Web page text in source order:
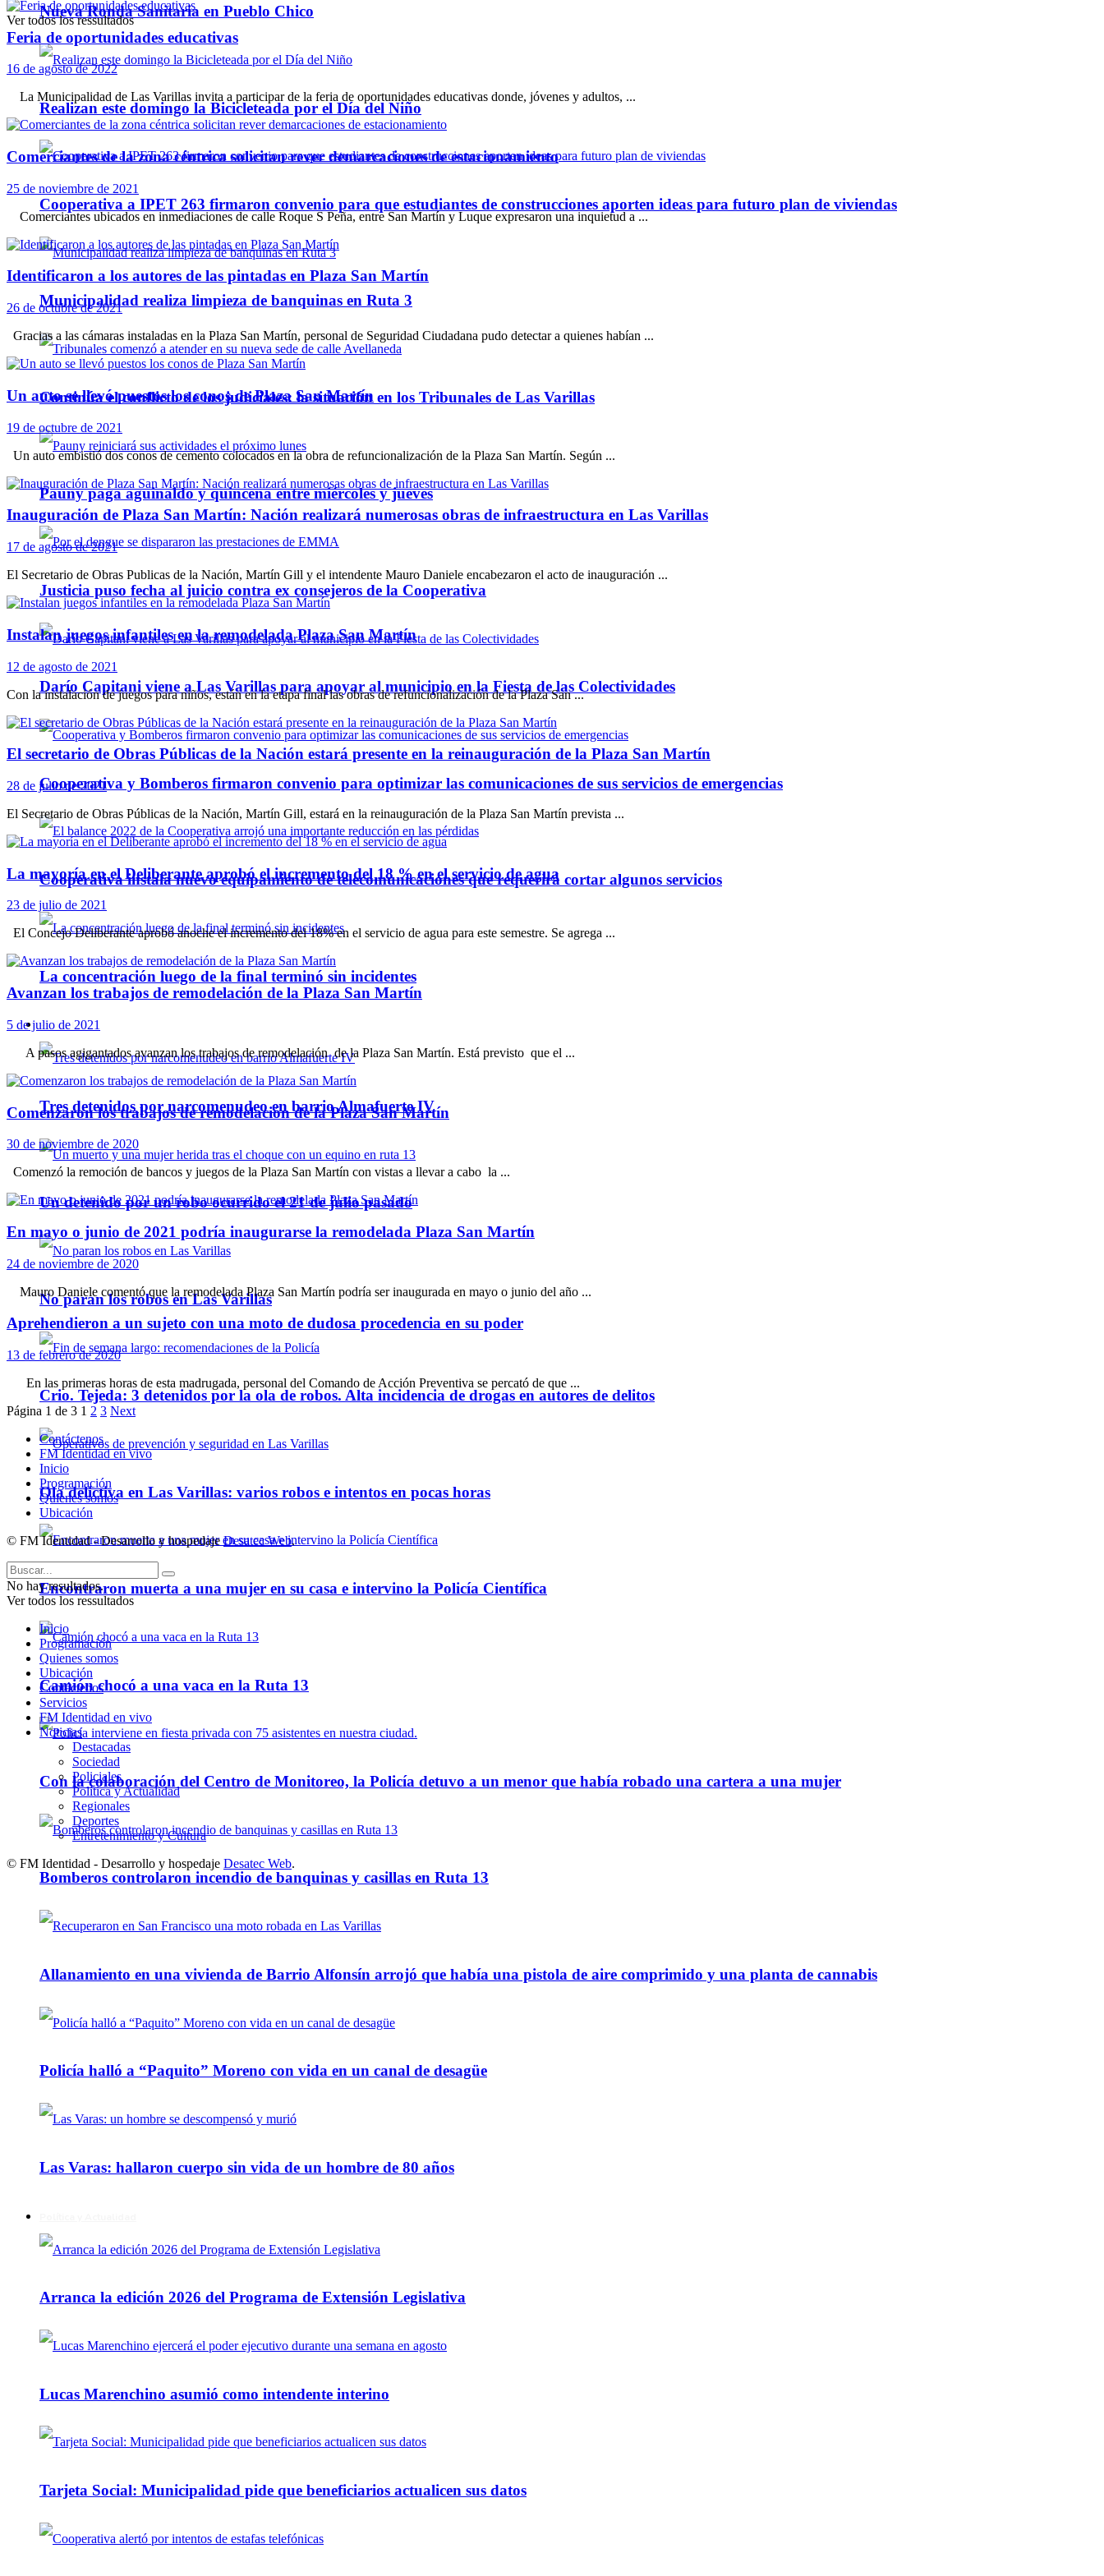
Nueva Ronda Sanitaria en Pueblo Chico
Realizan este domingo la Bicicleteada por el Día del Niño
Cooperativa a IPET 263 firmaron convenio para que estudiantes de construcciones aporten ideas para futuro plan de viviendas
Municipalidad realiza limpieza de banquinas en Ruta 3
Continúa el conflicto de los judiciales: la situación en los Tribunales de Las Varillas
Pauny paga aguinaldo y quincena entre miércoles y jueves
Justicia puso fecha al juicio contra ex consejeros de la Cooperativa
Darío Capitani viene a Las Varillas para apoyar al municipio en la Fiesta de las Colectividades
Cooperativa y Bomberos firmaron convenio para optimizar las comunicaciones de sus servicios de emergencias
Cooperativa instala nuevo equipamiento de telecomunicaciones que requerirá cortar algunos servicios
La concentración luego de la final terminó sin incidentes
Policiales
Tres detenidos por narcomenudeo en barrio Almafuerte IV
Un detenido por un robo ocurrido el 21 de julio pasado
No paran los robos en Las Varillas
Crio. Tejeda: 3 detenidos por la ola de robos. Alta incidencia de drogas en autores de delitos
Ola delictiva en Las Varillas: varios robos e intentos en pocas horas
Encontraron muerta a una mujer en su casa e intervino la Policía Científica
Camión chocó a una vaca en la Ruta 13
Con la colaboración del Centro de Monitoreo, la Policía detuvo a un menor que había robado una cartera a una mujer
Bomberos controlaron incendio de banquinas y casillas en Ruta 13
Allanamiento en una vivienda de Barrio Alfonsín arrojó que había una pistola de aire comprimido y una planta de cannabis
Policía halló a “Paquito” Moreno con vida en un canal de desagüe
Las Varas: hallaron cuerpo sin vida de un hombre de 80 años
Arranca la edición 2026 del Programa de Extensión Legislativa
Lucas Marenchino asumió como intendente interino
Tarjeta Social: Municipalidad pide que beneficiarios actualicen sus datos
Ver todos los ressultados
Feria de oportunidades educativas
16 de agosto de 2022
La Municipalidad de Las Varillas invita a participar de la feria de oportunidades educativas donde, jóvenes y adultos, ...
Comerciantes de la zona céntrica solicitan rever demarcaciones de estacionamiento
25 de noviembre de 2021
Comerciantes ubicados en inmediaciones de calle Roque S Peña, entre San Martín y Luque expresaron una inquietud a ...
Identificaron a los autores de las pintadas en Plaza San Martín
26 de octubre de 2021
Gracias a las cámaras instaladas en la Plaza San Martín, personal de Seguridad Ciudadana pudo detectar a quienes habían ...
Un auto se llevó puestos los conos de Plaza San Martín
19 de octubre de 2021
Un auto embistió dos conos de cemento colocados en la obra de refuncionalización de la Plaza San Martín. Según ...
Inauguración de Plaza San Martín: Nación realizará numerosas obras de infraestructura en Las Varillas
17 de agosto de 2021
El Secretario de Obras Publicas de la Nación, Martín Gill y el intendente Mauro Daniele encabezaron el acto de inauguración ...
Instalan juegos infantiles en la remodelada Plaza San Martín
12 de agosto de 2021
Con la instalación de juegos para niños, están en la etapa final las obras de refuncionalización de la Plaza San ...
El secretario de Obras Públicas de la Nación estará presente en la reinauguración de la Plaza San Martín
28 de julio de 2021
El Secretario de Obras Públicas de la Nación, Martín Gill, estará en la reinauguración de la Plaza San Martín prevista ...
La mayoría en el Deliberante aprobó el incremento del 18 % en el servicio de agua
23 de julio de 2021
El Concejo Deliberante aprobó anoche el incremento del 18% en el servicio de agua para este semestre. Se agrega ...
Avanzan los trabajos de remodelación de la Plaza San Martín
5 de julio de 2021
A pasos agigantados avanzan los trabajos de remodelación de la Plaza San Martín. Está previsto que el ...
Comenzaron los trabajos de remodelación de la Plaza San Martín
30 de noviembre de 2020
Comenzó la remoción de bancos y juegos de la Plaza San Martín con vistas a llevar a cabo la ...
En mayo o junio de 2021 podría inaugurarse la remodelada Plaza San Martín
24 de noviembre de 2020
Mauro Daniele comentó que la remodelada Plaza San Martín podría ser inaugurada en mayo o junio del año ...
Aprehendieron a un sujeto con una moto de dudosa procedencia en su poder
13 de febrero de 2020
En las primeras horas de esta madrugada, personal del Comando de Acción Preventiva se percató de que ...
Página 1 de 3 1 2 3 Next
Contáctenos
FM Identidad en vivo
Inicio
Programación
Quienes somos
Ubicación
© FM Identidad - Desarrollo y hospedajeDesatec Web.
No hay resultados.
Ver todos los ressultados
Inicio
Programación
Quienes somos
Ubicación
Contáctenos
Servicios
FM Identidad en vivo
Noticias
Destacadas
Sociedad
Policiales
Política y Actualidad
Regionales
Deportes
Entretenimiento y Cultura
© FM Identidad - Desarrollo y hospedaje Desatec Web.